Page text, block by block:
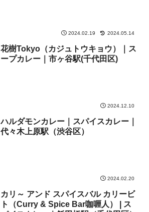
2024.02.19 2024.05.14
花樹Tokyo（カジュトウキョウ）｜ス
ープカレー｜市ヶ谷駅(千代田区)
2024.12.10
ハルダモンカレー｜スパイスカレー｜
代々木上原駅（渋谷区）
2024.02.20
カリ～ アンド スパイスバル カリービ
ト（Curry & Spice Bar咖喱人） | ス